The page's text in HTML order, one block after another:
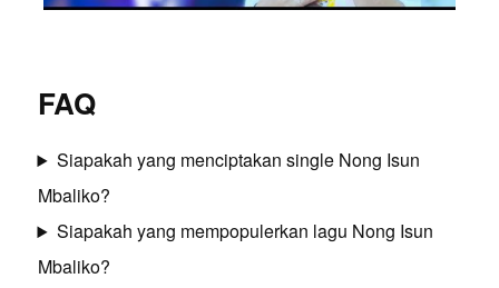
FAQ
Siapakah yang menciptakan single Nong Isun
Mbaliko?
Siapakah yang mempopulerkan lagu Nong Isun
Mbaliko?